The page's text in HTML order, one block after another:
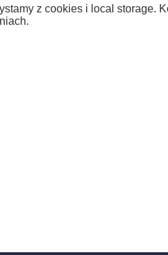
z cookies i local storage.